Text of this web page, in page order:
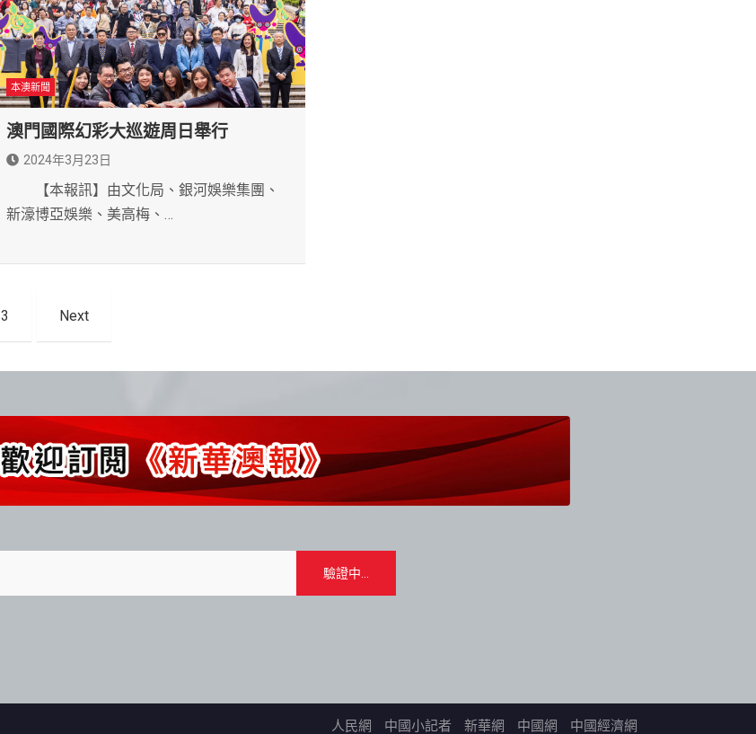
本澳新聞
澳門國際幻彩大巡遊周日舉行
2024年3月23日
【本報訊】由文化局、銀河娛樂集團、
新濠博亞娛樂、美高梅、…
3 Next
人民網 中國小記者 新華網 中國網 中國經濟網